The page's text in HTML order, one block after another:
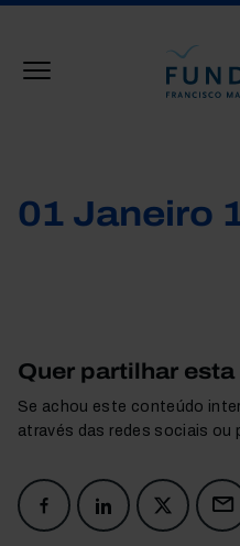
01 Janeiro
Quer partilhar
Se achou este conteúdo
através das redes sociais ou